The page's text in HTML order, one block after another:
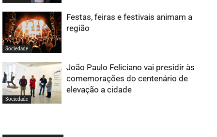
Sociedade
Festas, feiras e festivais animam a
região
Sociedade
João Paulo Feliciano vai presidir às
comemorações do centenário de
elevação a cidade